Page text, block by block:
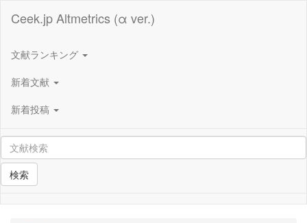
Ceek.jp Altmetrics (α ver.)
文献ランキング
新着文献
新着投稿
検索